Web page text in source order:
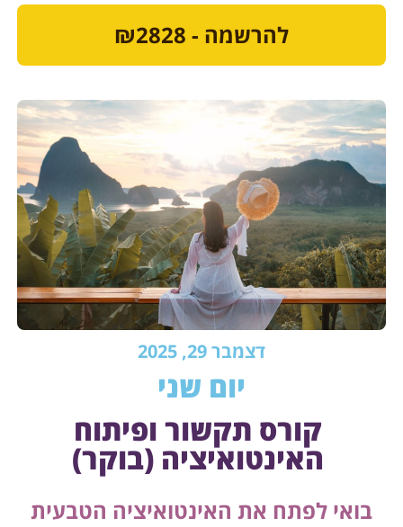
להרשמה - ₪2828
דצמבר 29, 2025
יום שני
קורס תקשור ופיתוח
האינטואיציה (בוקר)
בואי לפתח את האינטואיציה הטבעית